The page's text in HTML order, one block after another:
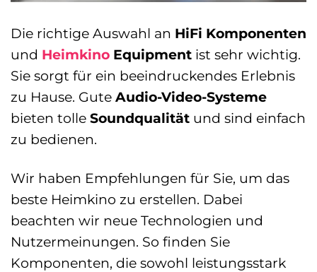
Die richtige Auswahl an HiFi Komponenten
und Heimkino Equipment ist sehr wichtig.
Sie sorgt für ein beeindruckendes Erlebnis
zu Hause. Gute Audio-Video-Systeme
bieten tolle Soundqualität und sind einfach
zu bedienen.
Wir haben Empfehlungen für Sie, um das
beste Heimkino zu erstellen. Dabei
beachten wir neue Technologien und
Nutzermeinungen. So finden Sie
Komponenten, die sowohl leistungsstark